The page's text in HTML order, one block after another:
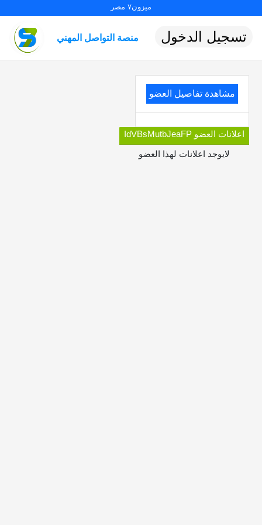
ميزون٧ مصر
منصة التواصل المهني تسجيل الدخول
مشاهدة تفاصيل العضو
اعلانات العضو IdVBsMutbJeaFP
لايوجد اعلانات لهذا العضو